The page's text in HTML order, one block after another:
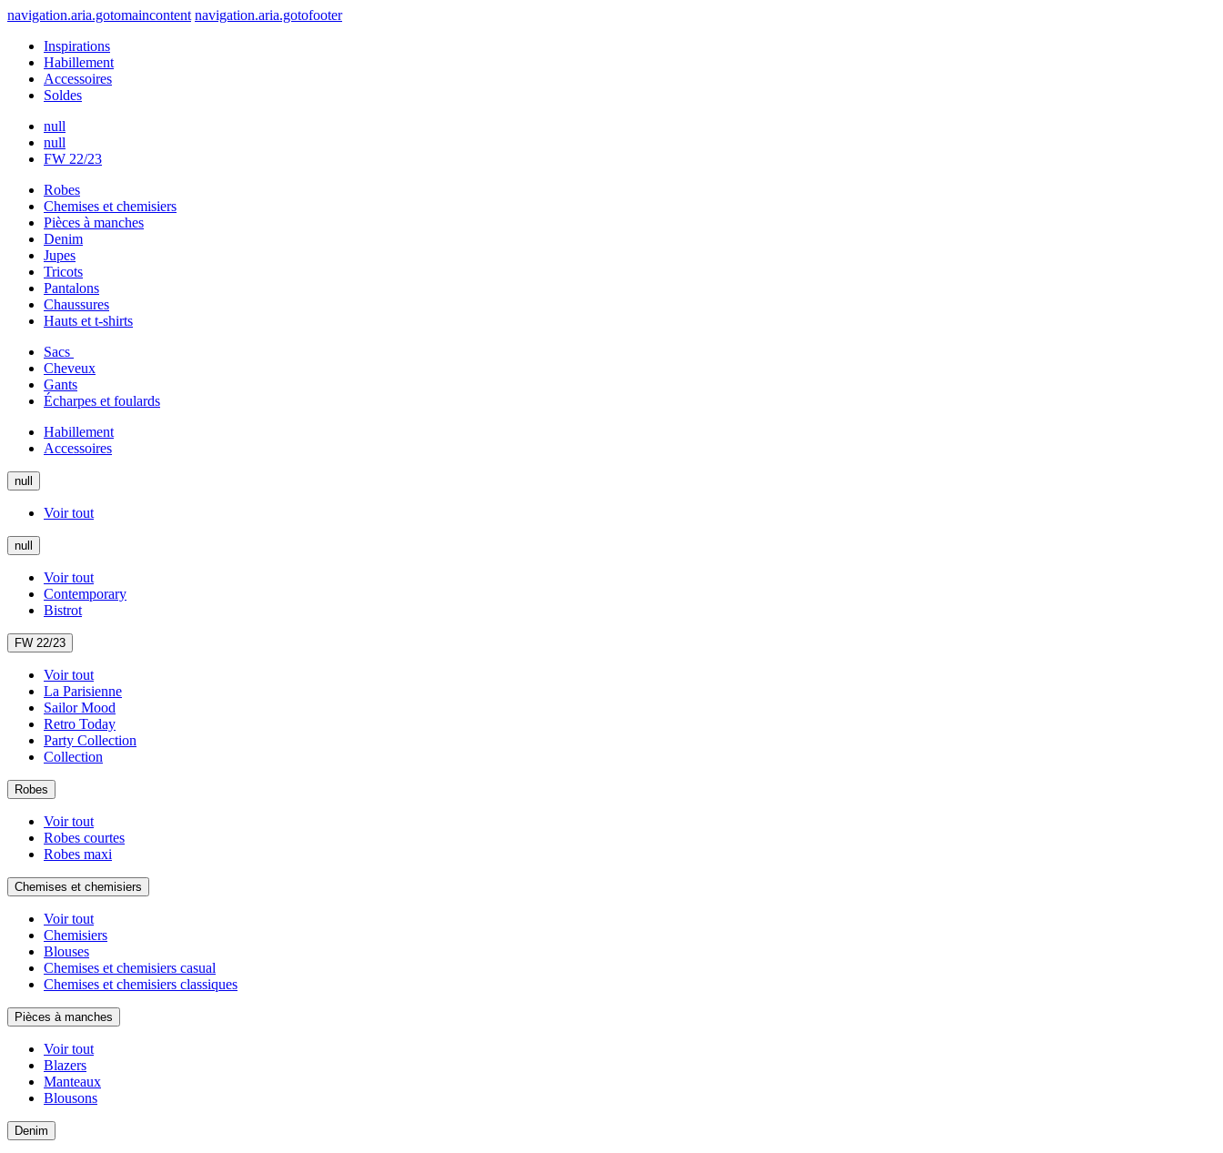
navigation.aria.gotomaincontent navigation.aria.gotofooter
Inspirations
Habillement
Accessoires
Soldes
null
null
FW 22/23
Robes
Chemises et chemisiers
Pièces à manches
Denim
Jupes
Tricots
Pantalons
Chaussures
Hauts et t-shirts
Sacs
Cheveux
Gants
Écharpes et foulards
Habillement
Accessoires
null
Voir tout
null
Voir tout
Contemporary
Bistrot
FW 22/23
Voir tout
La Parisienne
Sailor Mood
Retro Today
Party Collection
Collection
Robes
Voir tout
Robes courtes
Robes maxi
Chemises et chemisiers
Voir tout
Chemisiers
Blouses
Chemises et chemisiers casual
Chemises et chemisiers classiques
Pièces à manches
Voir tout
Blazers
Manteaux
Blousons
Denim